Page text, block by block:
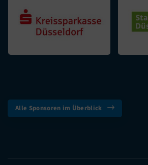
Alle Sponsoren im Überblick